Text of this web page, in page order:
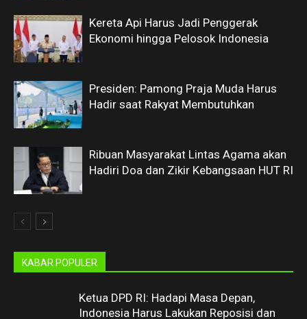
Kereta Api Harus Jadi Penggerak
Ekonomi hingga Pelosok Indonesia
Presiden: Pamong Praja Muda Harus
Hadir saat Rakyat Membutuhkan
Ribuan Masyarakat Lintas Agama akan
Hadiri Doa dan Zikir Kebangsaan HUT RI
KABAR POPULER
Ketua DPD RI: Hadapi Masa Depan,
Indonesia Harus Lakukan Reposisi dan